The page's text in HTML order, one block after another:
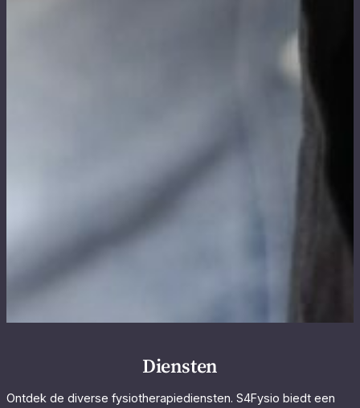
Diensten
Ontdek de diverse fysiotherapiediensten. S4Fysio biedt een